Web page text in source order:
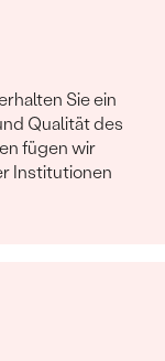
Sie ein
Qualität des
fügen wir
Institutionen